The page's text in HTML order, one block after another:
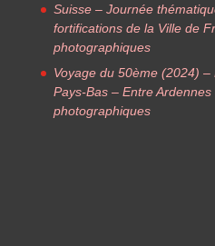
Suisse – Journée
fortifications de la Ville de
photographiques
Voyage du 50ème (2024)
Pays-Bas – Entre
photographiques